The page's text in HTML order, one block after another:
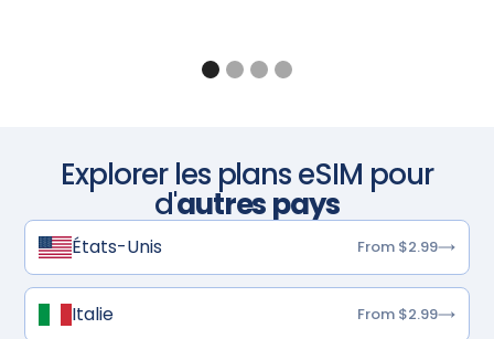
Explorer les plans eSIM pour
d'autres pays
États-Unis From $2.99
Italie From $2.99